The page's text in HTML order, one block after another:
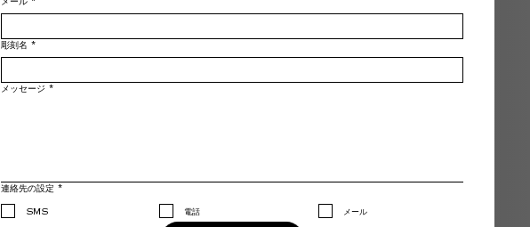
彫刻名 *
メッセージ *
連絡先の設定 *
SMS 電話 メール